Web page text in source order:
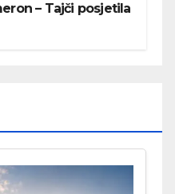
– Tajči posjetila